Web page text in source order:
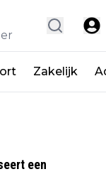
Zakelijk
een